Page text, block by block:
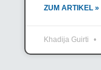
ZUM ARTIKEL »
Khadija Guirti